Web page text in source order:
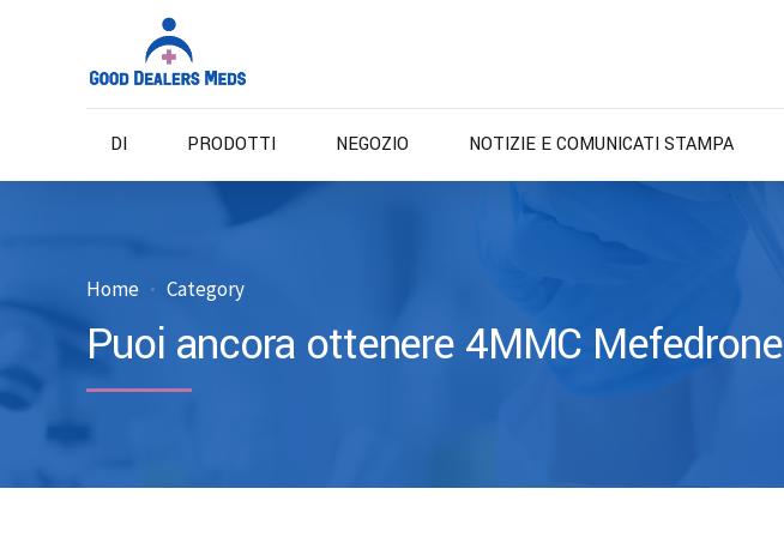
DI PRODOTTI NEGOZIO NOTIZIE E COMUNICATI STAMPA
Home Category
Puoi ancora ottenere 4MMC Mefedrone